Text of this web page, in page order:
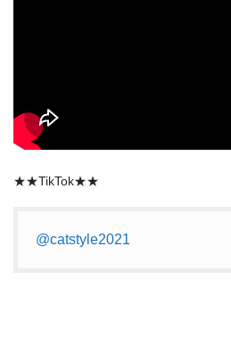
★★TikTok★★
@catstyle2021